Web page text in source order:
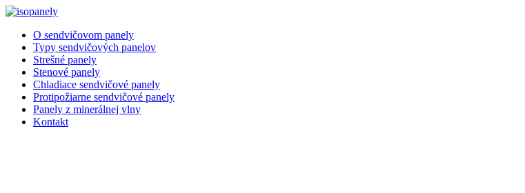
Preskočiť
obsah
O sendvičovom panely
Typy sendvičových panelov
Strešné panely
Stenové panely
Chladiace sendvičové panely
Protipožiarne sendvičové panely
Panely z minerálnej vlny
Kontakt